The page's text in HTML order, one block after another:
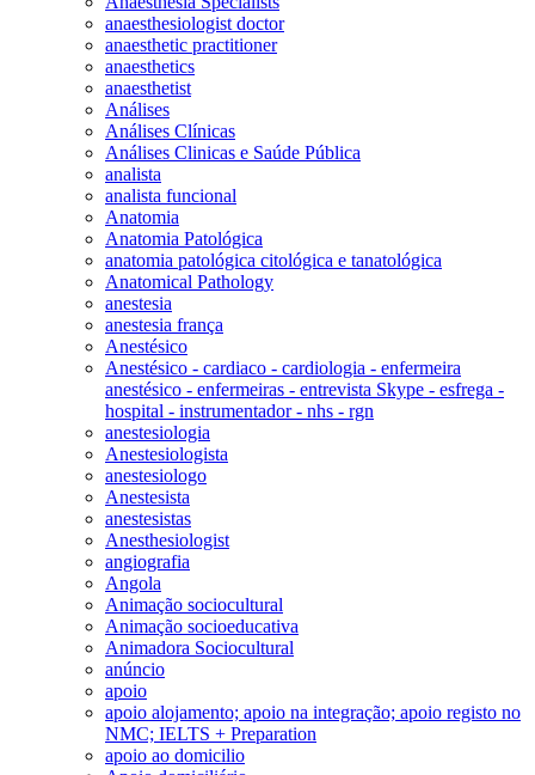
anaesthesiologist doctor
anaesthetic practitioner
anaesthetics
anaesthetist
Análises
Análises Clínicas
Análises Clinicas e Saúde Pública
analista
analista funcional
Anatomia
Anatomia Patológica
anatomia patológica citológica e tanatológica
Anatomical Pathology
anestesia
anestesia frança
Anestésico
Anestésico - cardiaco - cardiologia - enfermeira
anestésico - enfermeiras - entrevista Skype - esfrega -
hospital - instrumentador - nhs - rgn
anestesiologia
Anestesiologista
anestesiologo
Anestesista
anestesistas
Anesthesiologist
angiografia
Angola
Animação sociocultural
Animação socioeducativa
Animadora Sociocultural
anúncio
apoio
apoio alojamento; apoio na integração; apoio registo no
NMC; IELTS + Preparation
apoio ao domicilio